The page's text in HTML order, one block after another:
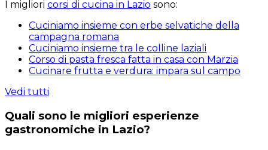
I migliori corsi di cucina in Lazio sono:
Cuciniamo insieme con erbe selvatiche della
campagna romana
Cuciniamo insieme tra le colline laziali
Corso di pasta fresca fatta in casa con Marzia
Cucinare frutta e verdura: impara sul campo
Vedi tutti
Quali sono le migliori esperienze
gastronomiche in Lazio?